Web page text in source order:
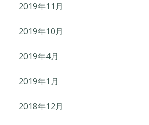
2019年11月
2019年10月
2019年4月
2019年1月
2018年12月